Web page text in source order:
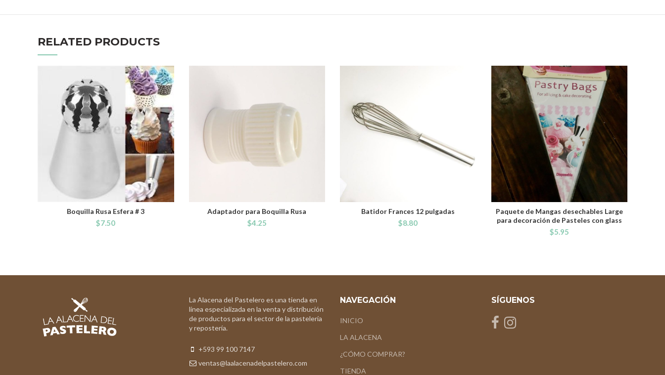
RELATED PRODUCTS
ADD TO CART
Boquilla Rusa Esfera # 3
$7.50
ADD TO CART
Adaptador para Boquilla Rusa
$4.25
ADD TO CART
Batidor Frances 12 pulgadas
$8.80
ADD TO CART
Paquete de Mangas desechables Large
para decoración de Pasteles con glass
$5.95
La Alacena del Pastelero es una tienda en
línea especializada en la venta y distribución
de productos para el sector de la pastelería
y repostería.
+593 99 100 7147
ventas@laalacenadelpastelero.com
NAVEGACIÓN
INICIO
LA ALACENA
¿CÓMO COMPRAR?
TIENDA
SÍGUENOS